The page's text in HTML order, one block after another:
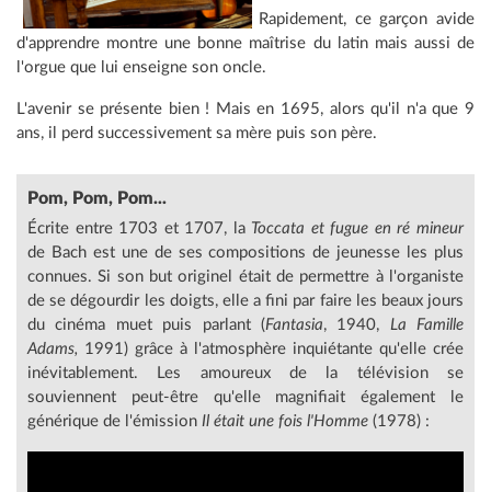
Rapidement, ce garçon avide
d'apprendre montre une bonne maîtrise du latin mais aussi de
l'orgue que lui enseigne son oncle.
L'avenir se présente bien ! Mais en 1695, alors qu'il n'a que 9
ans, il perd successivement sa mère puis son père.
Pom, Pom, Pom...
Écrite entre 1703 et 1707, la Toccata et fugue en ré mineur
de Bach est une de ses compositions de jeunesse les plus
connues. Si son but originel était de permettre à l'organiste
de se dégourdir les doigts, elle a fini par faire les beaux jours
du cinéma muet puis parlant (Fantasia, 1940, La Famille
Adams, 1991) grâce à l'atmosphère inquiétante qu'elle crée
inévitablement. Les amoureux de la télévision se
souviennent peut-être qu'elle magnifiait également le
générique de l'émission Il était une fois l'Homme (1978) :